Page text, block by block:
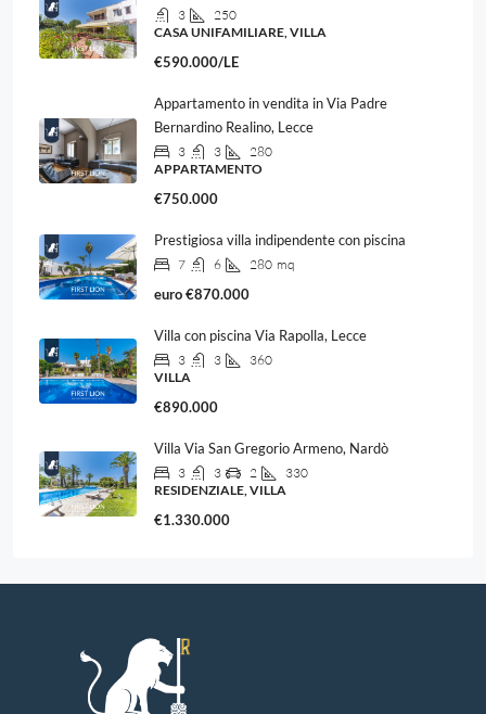
3
250
CASA UNIFAMILIARE, VILLA
€590.000/LE
Appartamento in vendita in Via Padre
Bernardino Realino, Lecce
3 3
280
APPARTAMENTO
€750.000
Prestigiosa villa indipendente con piscina
7 6 280 mq
euro€870.000
Villa con piscina Via Rapolla, Lecce
3 3
360
VILLA
€890.000
Villa Via San Gregorio Armeno, Nardò
3 3 2
330
RESIDENZIALE, VILLA
€1.330.000